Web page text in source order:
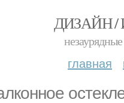
ДИЗАЙН /
главная